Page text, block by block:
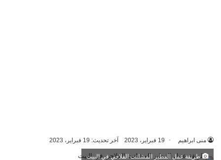
منى ابراهيم 19 فبراير، 2023 آخر تحديث: 19 فبراير، 2023
طريقة عمل الفطير المشلتت الفلاحي في البيت